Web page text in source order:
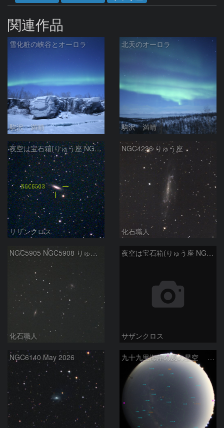
関連作品
雪化粧の峡谷とオーロラ
駒沢 満晴
北天のオーロラ
駒沢 満晴
夜空は宝石箱(りゅう座 NGC6503) Seestar50
サザンクロス
NGC4236 りゅう座
化石職人
NGC5905 NGC5908 りゅう座
化石職人
夜空は宝石箱(りゅう座 NGC4236) Seestar50
サザンクロス
NGC6140 May 2026 九十九里海岸の夏の星空 260518